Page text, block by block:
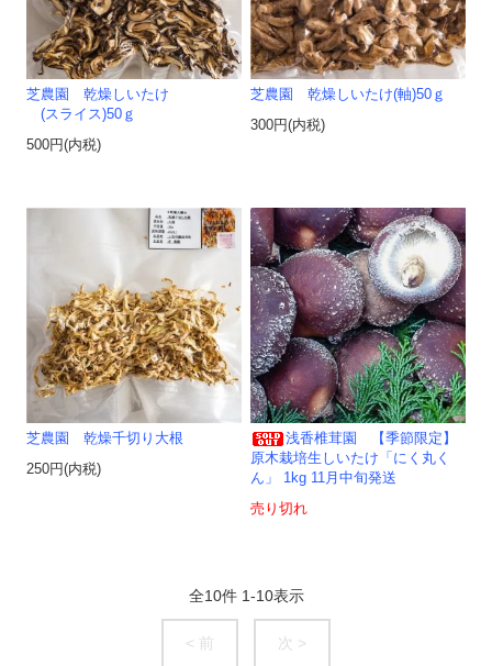
芝農園 乾燥しいたけ
(スライス)50ｇ
500円(内税)
芝農園 乾燥しいたけ(軸)50ｇ
300円(内税)
芝農園 乾燥千切り大根
250円(内税)
浅香椎茸園 【季節限定】
原木栽培生しいたけ「にく丸く
ん」 1kg 11月中旬発送
売り切れ
全10件 1-10表示
< 前 次 >